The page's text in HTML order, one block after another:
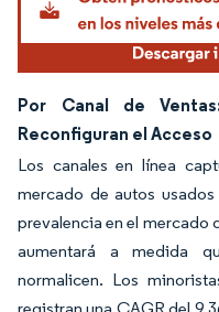
Por Canal de
Reconfiguran el Acceso
Los canales en línea
mercado de autos
prevalencia en el mercado
aumentará a medida
normalicen. Los